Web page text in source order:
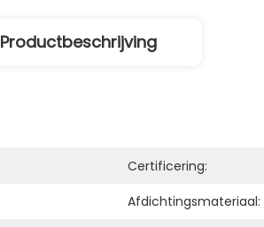
Productbeschrijving
Certificering:
Afdichtingsmateriaal: